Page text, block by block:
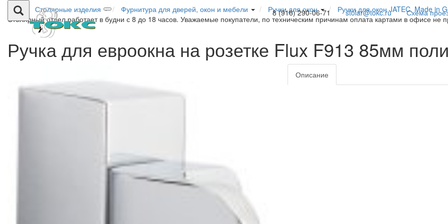
8 (916) 290-06-71 stolar@tokc.ru Схема
Столярные изделия Фурнитура для дверей, окон и мебели Ручки для окон Ручки для окон JATEC, Made in
Столярный отдел работает в будни с 8 до 18 часов. Уважаемые покупатели, по техническим причинам оплата картами в офисе не
Ручка для евроокна на розетке Flux F913 85мм
Описание